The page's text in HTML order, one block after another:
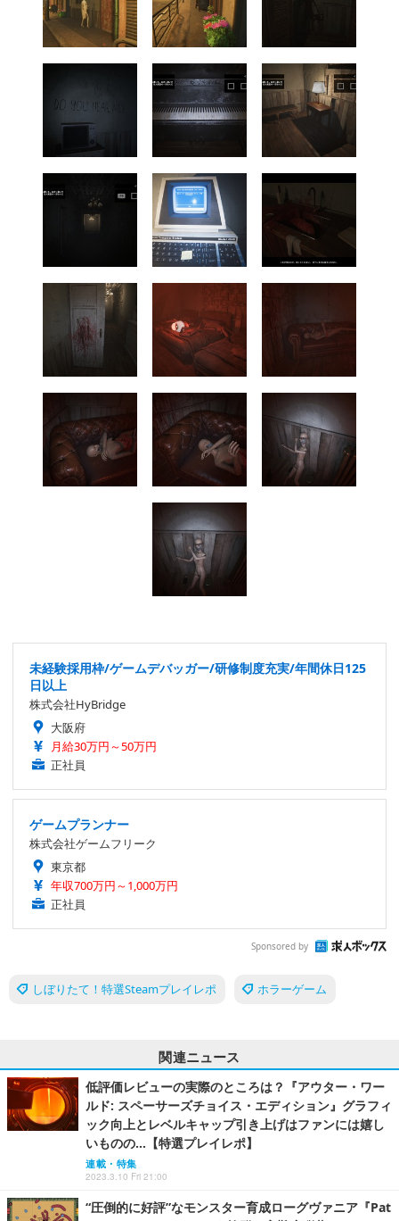
未経験採用枠/ゲームデバッガー/研修制度充実/年間休日125
日以上
株式会社HyBridge
大阪府
月給30万円～50万円
正社員
ゲームプランナー
株式会社ゲームフリーク
東京都
年収700万円～1,000万円
正社員
Sponsored by
しぼりたて！特選Steamプレイレポ ホラーゲーム
関連ニュース
低評価レビューの実際のところは？『アウター・ワー
ルド: スペーサーズチョイス・エディション』グラフィ
ック向上とレベルキャップ引き上げはファンには嬉し
いものの…【特選プレイレポ】
連載・特集
2023.3.10 Fri 21:00
“圧倒的に好評”なモンスター育成ローグヴァニア『Pat